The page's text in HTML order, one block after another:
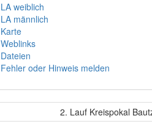
LA weiblich
LA männlich
Karte
Weblinks
Dateien
Fehler oder Hinweis melden
2. Lauf Kreispokal